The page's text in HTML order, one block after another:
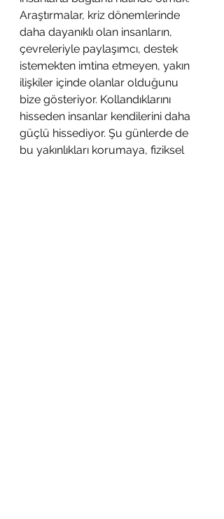
Araştırmalar, kriz dönemlerinde
daha dayanıklı olan insanların,
çevreleriyle paylaşımcı, destek
istemekten imtina etmeyen, yakın
ilişkiler içinde olanlar olduğunu
bize gösteriyor. Kollandıklarını
hisseden insanlar kendilerini daha
güçlü hissediyor. Şu günlerde de
bu yakınlıkları korumaya, fiziksel